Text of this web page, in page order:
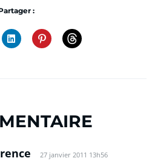
:
27 janvier 2011 13h56